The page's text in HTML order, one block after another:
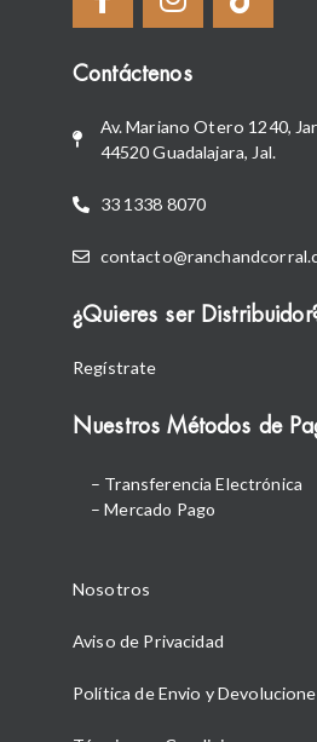
Contáctenos
Av. Mariano Otero 1240,
44520 Guadalajara, Jal.
33 1338 8070
¿Quieres ser
Regístrate
Nuestros Métodos de
– Transferencia Electrónica
– Mercado Pago
Nosotros
Aviso de Privacidad
Política de Envio y